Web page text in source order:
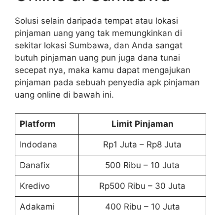
Solusi selain daripada tempat atau lokasi
pinjaman uang yang tak memungkinkan di
sekitar lokasi Sumbawa, dan Anda sangat
butuh pinjaman uang pun juga dana tunai
secepat nya, maka kamu dapat mengajukan
pinjaman pada sebuah penyedia apk pinjaman
uang online di bawah ini.
Platform Limit Pinjaman
Indodana Rp1 Juta – Rp8 Juta
Danafix 500 Ribu – 10 Juta
Kredivo Rp500 Ribu – 30 Juta
Adakami 400 Ribu – 10 Juta